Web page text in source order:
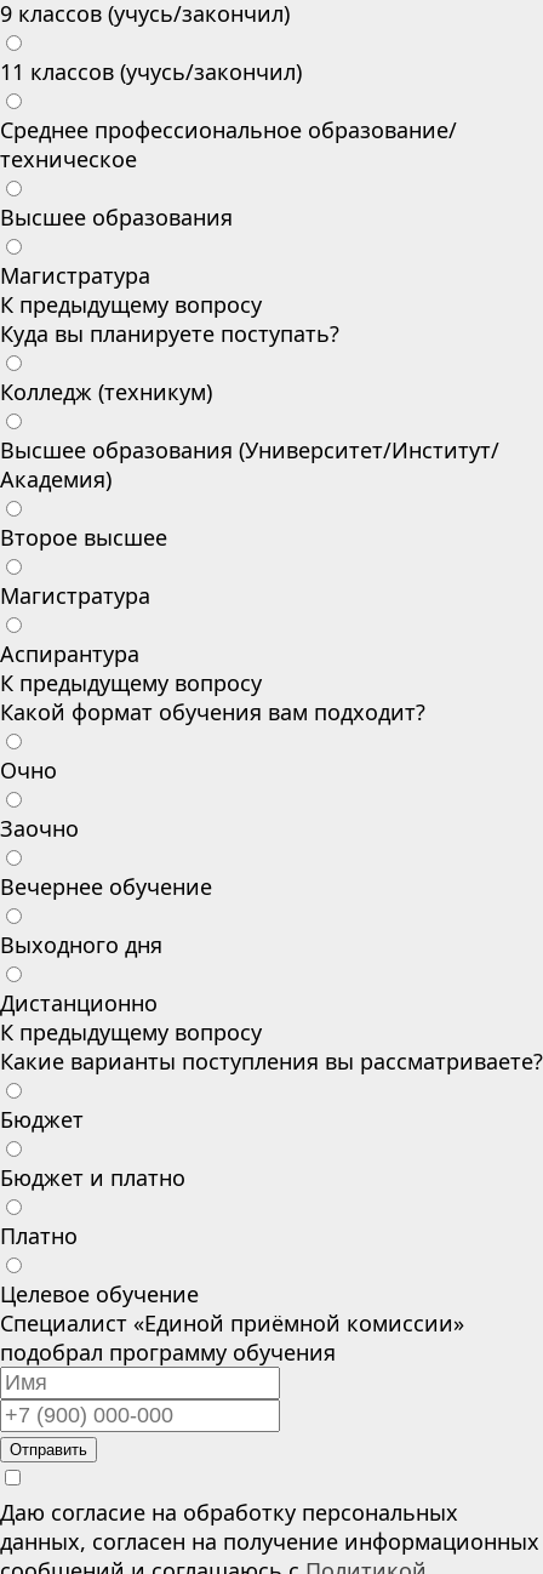
9 классов (учусь/закончил)
11 классов (учусь/закончил)
Среднее профессиональное образование/
техническое
Высшее образования
Магистратура
К предыдущему вопросу
Куда вы планируете поступать?
Колледж (техникум)
Высшее образования (Университет/Институт/
Академия)
Второе высшее
Магистратура
Аспирантура
К предыдущему вопросу
Какой формат обучения вам подходит?
Очно
Заочно
Вечернее обучение
Выходного дня
Дистанционно
К предыдущему вопросу
Какие варианты поступления вы рассматриваете?
Бюджет
Бюджет и платно
Платно
Целевое обучение
Специалист «Единой приёмной комиссии»
подобрал программу обучения
Отправить
Даю согласие на обработку персональных
данных, согласен на получение информационных